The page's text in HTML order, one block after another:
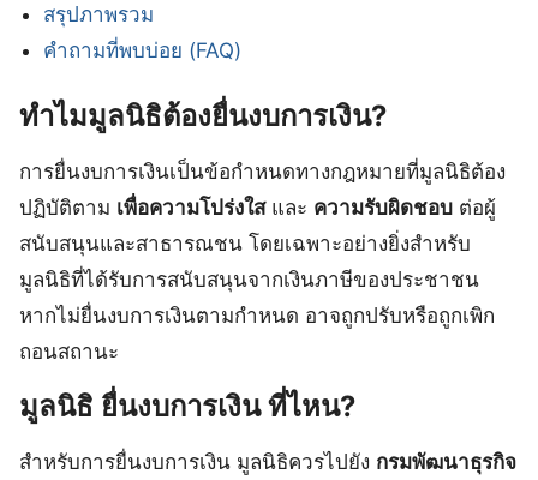
สรุปภาพรวม
คำถามที่พบบ่อย (FAQ)
ทำไมมูลนิธิต้องยื่นงบการเงิน?
การยื่นงบการเงินเป็นข้อกำหนดทางกฎหมายที่มูลนิธิต้อง
ปฏิบัติตาม เพื่อความโปร่งใสและ ความรับผิดชอบ ต่อผู้
สนับสนุนและสาธารณชน โดยเฉพาะอย่างยิ่งสำหรับ
มูลนิธิที่ได้รับการสนับสนุนจากเงินภาษีของประชาชน
หากไม่ยื่นงบการเงินตามกำหนด อาจถูกปรับหรือถูกเพิก
ถอนสถานะ
มูลนิธิ ยื่นงบการเงิน ที่ไหน?
สำหรับการยื่นงบการเงิน มูลนิธิควรไปยัง กรมพัฒนาธุรกิจ